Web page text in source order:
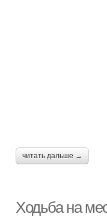
читать дальше →
Ходьба на